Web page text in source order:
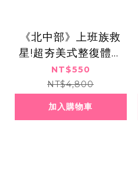
《北中部》上班族救
星!超夯美式整復體態
平衡美學,550元
NT$550
NT$4,800
加入購物車